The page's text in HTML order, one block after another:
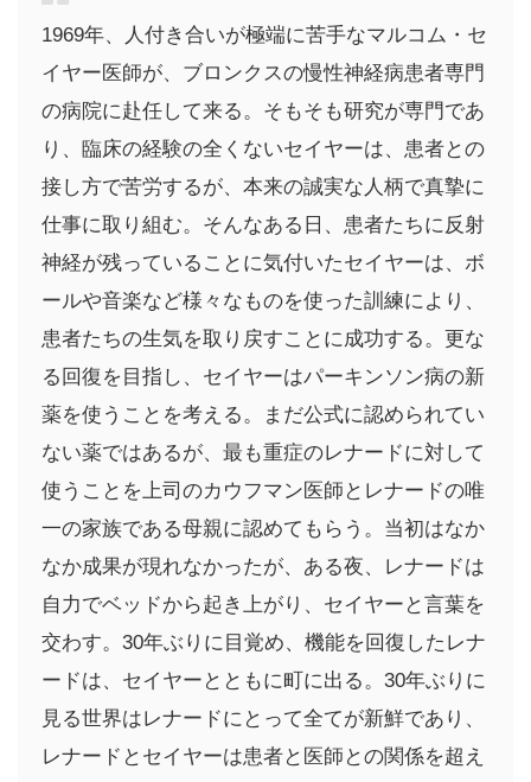
1969年、人付き合いが極端に苦手なマルコム・セ
イヤー医師が、ブロンクスの慢性神経病患者専門
の病院に赴任して来る。そもそも研究が専門であ
り、臨床の経験の全くないセイヤーは、患者との
接し方で苦労するが、本来の誠実な人柄で真摯に
仕事に取り組む。そんなある日、患者たちに反射
神経が残っていることに気付いたセイヤーは、ボ
ールや音楽など様々なものを使った訓練により、
患者たちの生気を取り戻すことに成功する。更な
る回復を目指し、セイヤーはパーキンソン病の新
薬を使うことを考える。まだ公式に認められてい
ない薬ではあるが、最も重症のレナードに対して
使うことを上司のカウフマン医師とレナードの唯
一の家族である母親に認めてもらう。当初はなか
なか成果が現れなかったが、ある夜、レナードは
自力でベッドから起き上がり、セイヤーと言葉を
交わす。30年ぶりに目覚め、機能を回復したレナ
ードは、セイヤーとともに町に出る。30年ぶりに
見る世界はレナードにとって全てが新鮮であり、
レナードとセイヤーは患者と医師との関係を超え